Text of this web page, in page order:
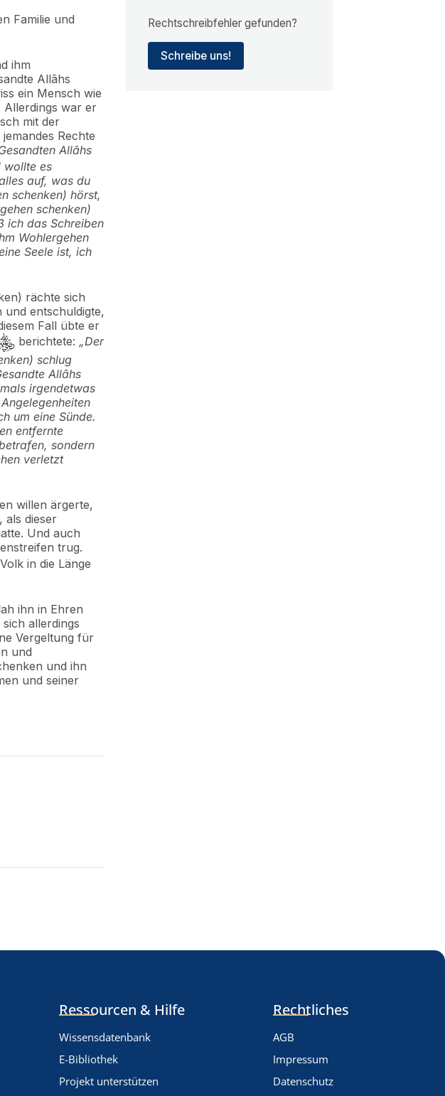
Familie und
ihm
Allâhs
ein Mensch wie
war er
mit der
Rechte
Allâhs
wollte es
auf, was du
schenken) hörst,
schenken)
ich das Schreiben
Wohlergehen
Seele ist, ich
rächte sich
und entschuldigte,
Fall übte er
berichtete: „Der
schlug
Allâhs
irgendetwas
um eine Sünde.
entfernte
sondern
verletzt
willen ärgerte,
als dieser
Und auch
trug.
in die Länge
ihn in Ehren
allerdings
Vergeltung für
und
und ihn
und seiner
Rechtschreibfehler gefunden?
Schreibe uns!
Ressourcen & Hilfe
Wissensdatenbank
E-Bibliothek
Projekt unterstützen
Rechtliches
AGB
Impressum
Datenschutz